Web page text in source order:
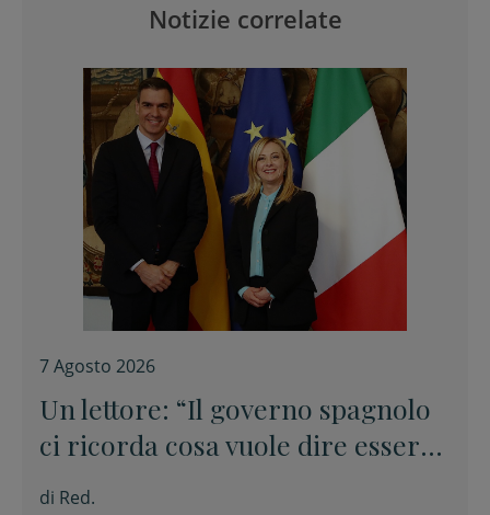
Notizie correlate
7 Agosto 2026
Un lettore: “Il governo spagnolo
ci ricorda cosa vuole dire essere
europei”
di Red.